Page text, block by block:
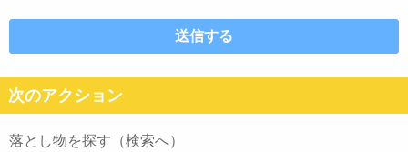
次のアクション
落とし物を探す（検索へ）